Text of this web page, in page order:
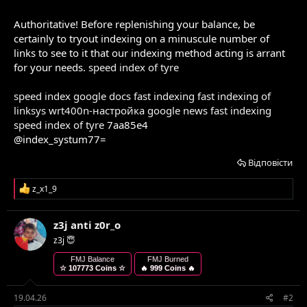
Authoritative! Before replenishing your balance, be
certainly to tryout indexing on a minuscule number of
links to see to it that our indexing method acting is arrant
for your needs. speed index of tyre
speed index google docs fast indexing fast indexing of
linksys wrt400n-настройка google news fast indexing
speed index of tyre 7aa85e4
@index_systum77=
Відповісти
Р
е
а
к
ц
і
ї
z_x1_9
z3j anti z0r_o
z3j 😇
FMJ Balance
☆ 107773 Coins ☆
FMJ Burned
🔥 999 Coins 🔥
19.04.26 #2